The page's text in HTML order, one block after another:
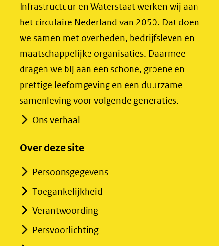
Infrastructuur en Waterstaat werken wij aan
het circulaire Nederland van 2050. Dat doen
we samen met overheden, bedrijfsleven en
maatschappelijke organisaties. Daarmee
dragen we bij aan een schone, groene en
prettige leefomgeving en een duurzame
samenleving voor volgende generaties.
Ons verhaal
Over deze site
Persoonsgegevens
Toegankelijkheid
Verantwoording
Persvoorlichting